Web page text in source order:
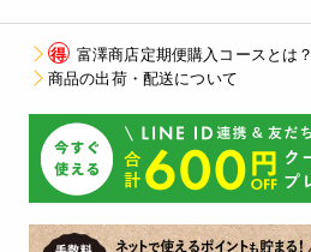
得 富澤商店定期便購入コースとは？
商品の出荷・配送について